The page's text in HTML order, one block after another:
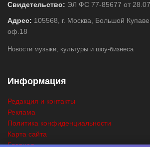
Свидетельство: ЭЛ ФС 77-85677 от
Адрес: 105568, г. Москва, Большой
оф.18
Новости музыки, культуры и шоу-бизнеса
Информация
Редакция и контакты
Реклама
Политика конфиденциальности
Карта сайта
Главная